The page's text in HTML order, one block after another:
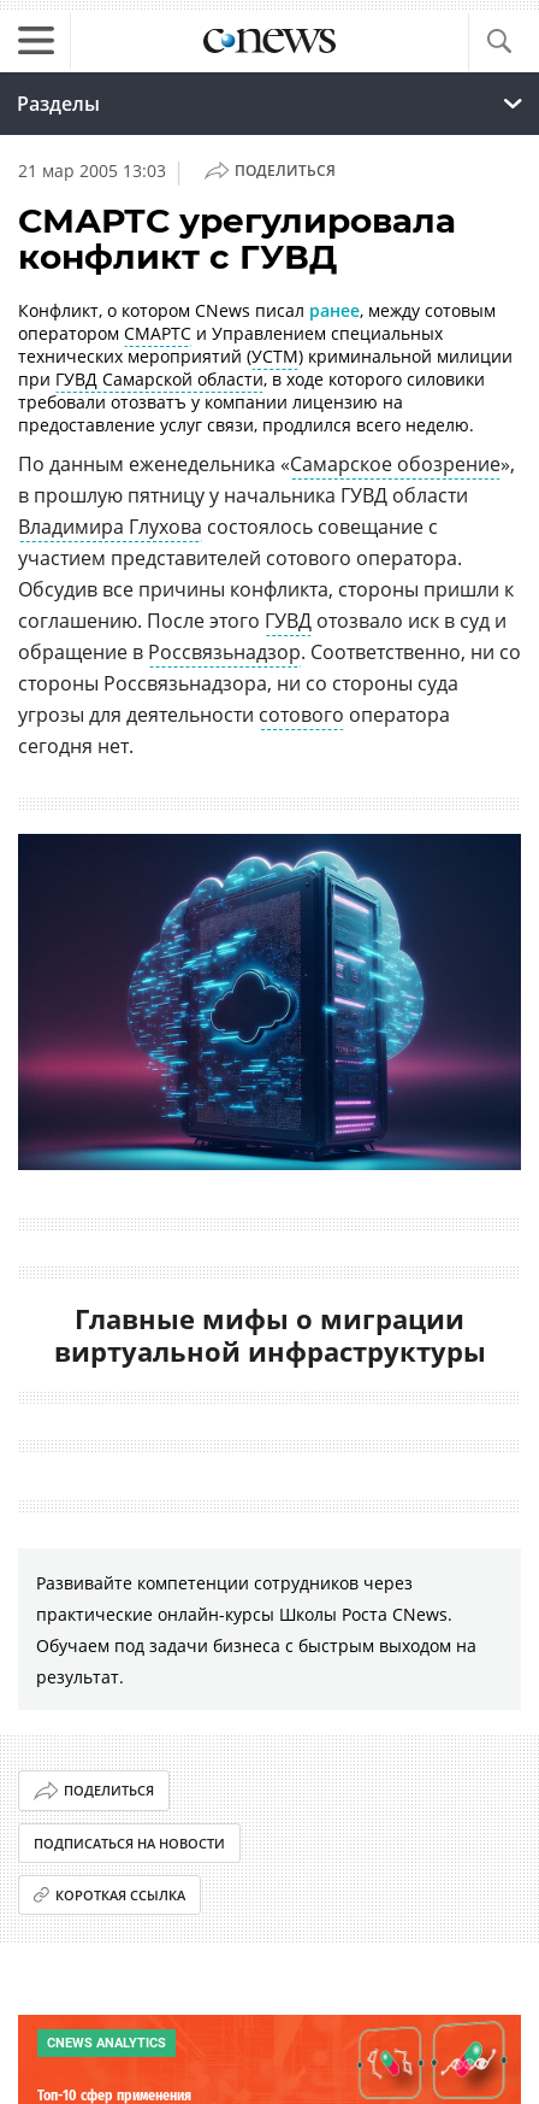
Разделы
21 мар 2005 13:03 | ПОДЕЛИТЬСЯ
СМАРТС урегулировала
конфликт с ГУВД
Конфликт, о котором CNews писал ранее, между сотовым
оператором СМАРТС и Управлением специальных
технических мероприятий (УСТМ) криминальной милиции
при ГУВД Самарской области, в ходе которого силовики
требовали отозватъ у компании лицензию на
предоставление услуг связи, продлился всего неделю.
По данным еженедельника «Самарское обозрение»,
в прошлую пятницу у начальника ГУВД области
Владимира Глухова состоялось совещание с
участием представителей сотового оператора.
Обсудив все причины конфликта, стороны пришли к
соглашению. После этого ГУВД отозвало иск в суд и
обращение в Россвязьнадзор. Соответственно, ни со
стороны Россвязьнадзора, ни со стороны суда
угрозы для деятельности сотового оператора
сегодня нет.
Главные мифы о миграции
виртуальной инфраструктуры
Развивайте компетенции сотрудников через
практические онлайн-курсы Школы Роста CNews.
Обучаем под задачи бизнеса с быстрым выходом на
результат.
ПОДЕЛИТЬСЯ
ПОДПИСАТЬСЯ НА НОВОСТИ
КОРОТКАЯ ССЫЛКА
CNEWS ANALYTICS
Топ-10 сфер применения